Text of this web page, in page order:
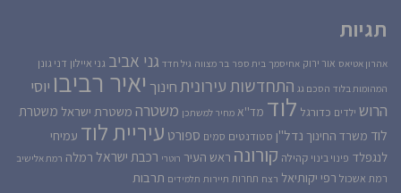
תגיות
אהרון אטיאס אור ירוק אחיסמך בית ספר בר מצווה גיל חדד גני אביב גני איילון דני גונן
המהומות בלוד הסכם גג התחדשות עירוניתחינוך יאיר רביבו יוסי
הרוש ילדים כדורגל לוד מד''א מחיר למשתכן משטרה משטרת ישראל משטרת
לוד משרד החינוך נדל''ן סטודנטים סמים ספורט עיריית לוד עמיחי
לנגפלד פינוי בינוי קהילה קורונה ראש העיר רוטרי רכבת ישראל רמלה רמת אלישיב
רמת אשכול רפי יקותיאל רצח תחרות תיירות תלמידים תרבות